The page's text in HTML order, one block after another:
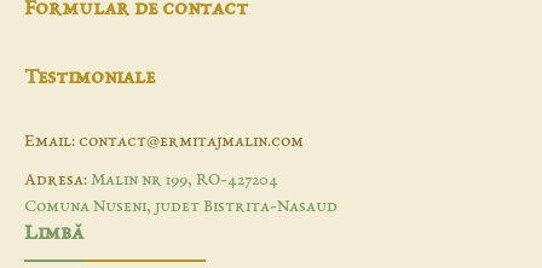
Formular de contact
Testimoniale
Email: contact@ermitajmalin.com
Adresa: Malin nr 199, RO-427204
Comuna Nuseni, judet Bistrita-Nasaud
Limbă